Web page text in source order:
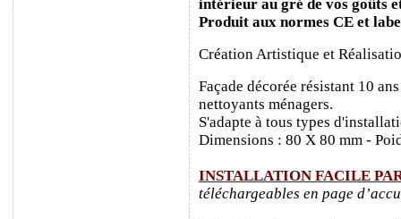
intérieur au gré de vos goûts
Produit aux normes CE et
Création Artistique et
Façade décorée résistant 10
nettoyants ménagers.
S'adapte à tous types
Dimensions : 80 X 80 mm -
INSTALLATION FACILE
téléchargeables en page